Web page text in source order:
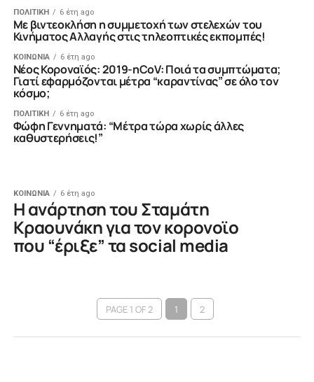
ΠΟΛΙΤΙΚΗ 6 έτη ago
Με βιντεοκλήση η συμμετοχή των στελεχών του
Κινήματος Αλλαγής στις τηλεοπτικές εκπομπές!
ΚΟΙΝΩΝΙΑ 6 έτη ago
Nέος Κοροναϊός: 2019-nCoV: Ποιά τα συμπτώματα;
Γιατί εφαρμόζονται μέτρα “καραντίνας” σε όλο τον
κόσμο;
ΠΟΛΙΤΙΚΗ 6 έτη ago
Φώφη Γεννηματά: “Μέτρα τώρα χωρίς άλλες
καθυστερήσεις!”
ΚΟΙΝΩΝΙΑ 6 έτη ago
Η ανάρτηση του Σταμάτη
Κραουνάκη για τον κορονοϊο
που “έριξε” τα social media
PAGE 1 OF 2 1 2